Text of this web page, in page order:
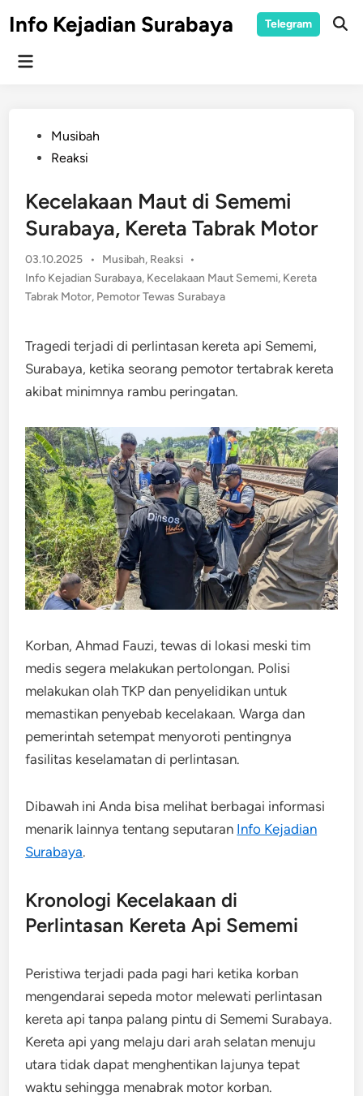
toInfo Kejadian Surabaya Telegram
Main
PostedMusibah
Reaksi
Kecelakaan Maut di Sememi
Surabaya, Kereta Tabrak Motor
03.10.2025 •
Posted
in
Musibah, Reaksi •
Info Kejadian Surabaya, Kecelakaan Maut Sememi, Kereta
Tabrak Motor, Pemotor Tewas Surabaya
Tragedi terjadi di perlintasan kereta api Sememi,
Surabaya, ketika seorang pemotor tertabrak kereta
akibat minimnya rambu peringatan.
Korban, Ahmad Fauzi, tewas di lokasi meski tim
medis segera melakukan pertolongan. Polisi
melakukan olah TKP dan penyelidikan untuk
memastikan penyebab kecelakaan. Warga dan
pemerintah setempat menyoroti pentingnya
fasilitas keselamatan di perlintasan.
Dibawah ini Anda bisa melihat berbagai informasi
menarik lainnya tentang seputaran Info Kejadian
Surabaya.
Kronologi Kecelakaan di
Perlintasan Kereta Api Sememi
Peristiwa terjadi pada pagi hari ketika korban
mengendarai sepeda motor melewati perlintasan
kereta api tanpa palang pintu di Sememi Surabaya.
Kereta api yang melaju dari arah selatan menuju
utara tidak dapat menghentikan lajunya tepat
waktu sehingga menabrak motor korban.